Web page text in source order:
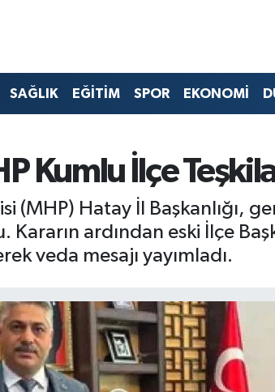
SAĞLIK EĞİTİM SPOR EKONOMİ
Kumlu İlçe
(MHP) Hatay İl Başkanlığı,
ardından eski İlçe
veda mesajı yayımladı.